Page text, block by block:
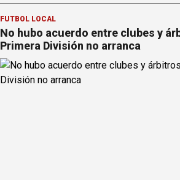
FÚTBOL LOCAL
No hubo acuerdo entre clubes y
Primera División no arranca